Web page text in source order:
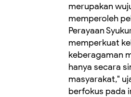
merupakan
memperoleh
Perayaan
memperkuat
keberagaman
hanya secara
masyarakat,"
berfokus pada